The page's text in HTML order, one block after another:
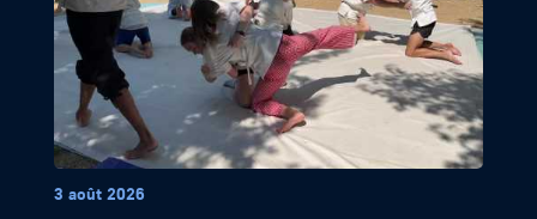
3 août 2026